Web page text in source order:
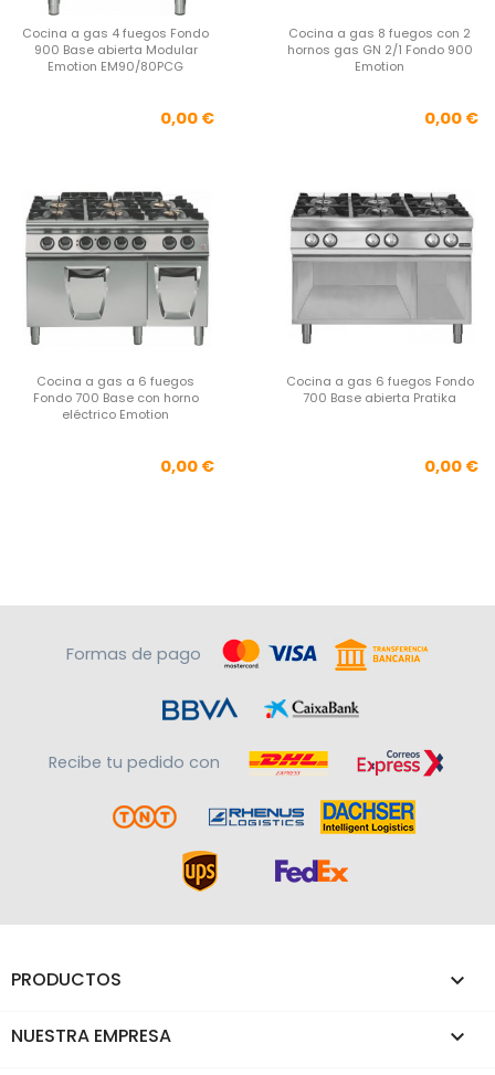
Cocina a gas 4 fuegos Fondo
900 Base abierta Modular
Emotion EM90/80PCG
Precio
0,00 €
Cocina a gas 8 fuegos con 2
hornos gas GN 2/1 Fondo 900
Emotion
0,00 €
Cocina a gas a 6 fuegos
Fondo 700 Base con horno
eléctrico Emotion
Precio
0,00 €
Cocina a gas 6 fuegos Fondo
700 Base abierta Pratika
0,00 €
Formas de pago
Recibe tu pedido con
PRODUCTOS 
NUESTRA EMPRESA 